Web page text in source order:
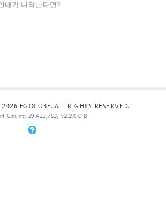
내가 나타난다면?
EGOCUBE. ALL RIGHTS RESERVED.
Count: 29,411,753, v2.2.0.0 β